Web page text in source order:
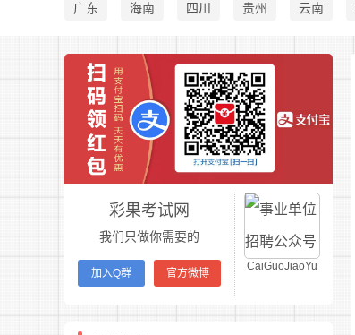
广东 海南 四川 贵州 云南
彩果考试网
我们只做你需要的
加入Q群 官方微博
CaiGuoJiaoYu